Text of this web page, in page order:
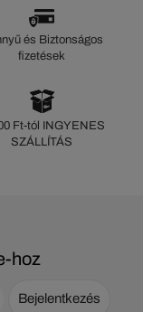
és Biztonságos
fizetések
Ft-tól INGYENES
SZÁLLÍTÁS
hoz
Bejelentkezés